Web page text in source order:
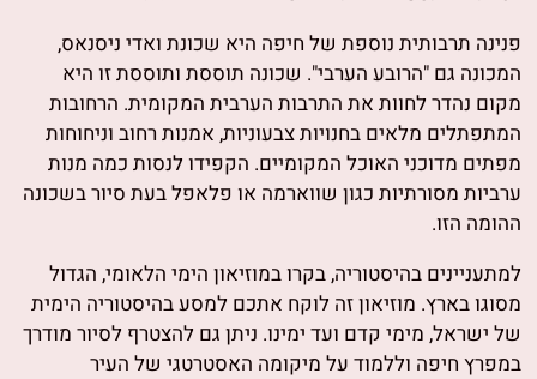
פנינה תרבותית נוספת של חיפה היא שכונת ואדי ניסנאס,
המכונה גם "הרובע הערבי". שכונה תוססת ותוססת זו היא
מקום נהדר לחוות את התרבות הערבית המקומית. הרחובות
המתפתלים מלאים בחנויות צבעוניות, אמנות רחוב וניחוחות
מפתים מדוכני האוכל המקומיים. הקפידו לנסות כמה מנות
ערביות מסורתיות כגון שווארמה או פלאפל בעת סיור בשכונה
ההומה הזו.
למתעניינים בהיסטוריה, בקרו במוזיאון הימי הלאומי, הגדול
מסוגו בארץ. מוזיאון זה לוקח אתכם למסע בהיסטוריה הימית
של ישראל, מימי קדם ועד ימינו. ניתן גם להצטרף לסיור מודרך
במפרץ חיפה וללמוד על מיקומה האסטרטגי של העיר